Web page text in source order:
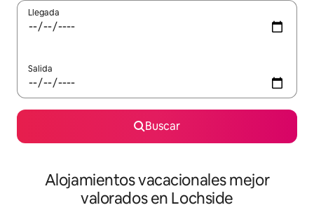
Llegada
Salida
Buscar
Alojamientos vacacionales mejor
valorados en Lochside